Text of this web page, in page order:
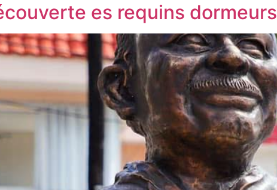
es requins dormeurs